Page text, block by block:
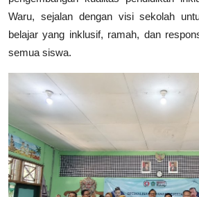
Waru, sejalan dengan visi sekolah
belajar yang inklusif, ramah, dan
semua siswa.